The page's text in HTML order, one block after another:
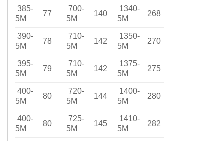
385-
5M
77
700-
5M
140
1340-
5M
268
390-
5M
78
710-
5M
142
1350-
5M
270
395-
5M
79
710-
5M
142
1375-
5M
275
400-
5M
80
720-
5M
144
1400-
5M
280
400-
5M
80
725-
5M
145
1410-
5M
282